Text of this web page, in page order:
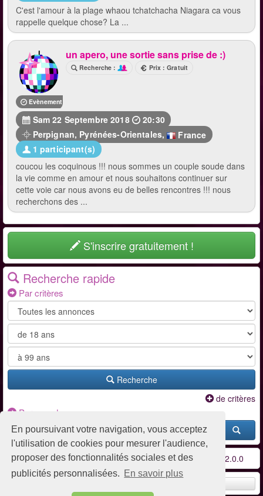
En poursuivant votre navigation, vous acceptez
l'utilisation de cookies pour mesurer l'audience,
proposer des fonctionnalités sociales et des
publicités personnalisées. En savoir plus
C'est l'amour à la plage whaou tchatchacha Niagara ca vous
rappelle quelque chose? La ...
Evènement terminé
un apero, une sortie sans prise de :)
Recherche : Prix : Gratuit
Sam 22 Septembre 2018
20:30
Perpignan, Pyrénées-Orientales,
France
1 participant(s)
coucou les coquinous !!! nous sommes un couple soude dans
la vie comme en amour et nous souhaitons continuer sur
cette voie car nous avons eu de belles rencontres !!! nous
recherchons des ...
S'inscrire gratuitement !
Recherche rapide
Par critères
Recherche
de critères
Par pseudo
Conditions d'utilisation-Contact / FAQ-Partenaires v2.0.0